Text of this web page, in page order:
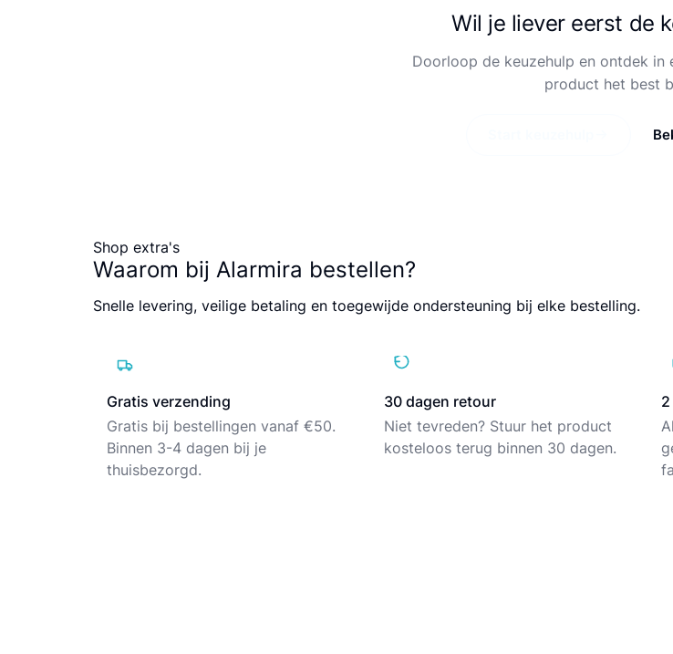
Wil je liever eerst de
Doorloop de keuzehulp en ontdek in
product het best
Shop extra's
Waarom bij Alarmira bestellen?
Snelle levering, veilige betaling en toegewijde ondersteuning bij elke bestelling.
Gratis verzending
Gratis bij bestellingen vanaf €50.
Binnen 3-4 dagen bij je
thuisbezorgd.
30 dagen retour
Niet tevreden? Stuur het product
kosteloos terug binnen 30 dagen.